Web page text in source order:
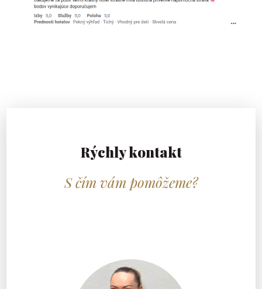
Rýchly kontakt
S čím vám pomôžeme?